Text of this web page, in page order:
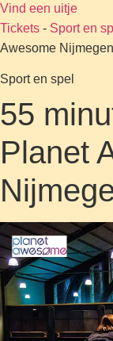
Vind een uitje
Tickets - Sport en
Awesome Nijmegen
Sport en spel
55
Planet